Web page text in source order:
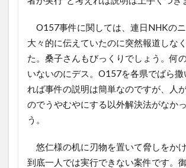
O157事件に関しては、連日NHKの
大々的に伝えていたのに突然報道しな
た。桑子さんもびっくりでしょう。何
いないのにデス。O157を各県でばら撒
れば事件の説明は簡単なのですが、人
のでうやむやにする以外解決法がなか
う。
悠仁様の机に刃物を置いて脅しをか
到底一人では実行できない案件です。